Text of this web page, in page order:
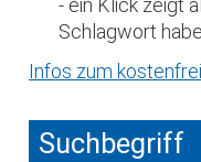
Schlagwort
Infos zum
Suchbegriff